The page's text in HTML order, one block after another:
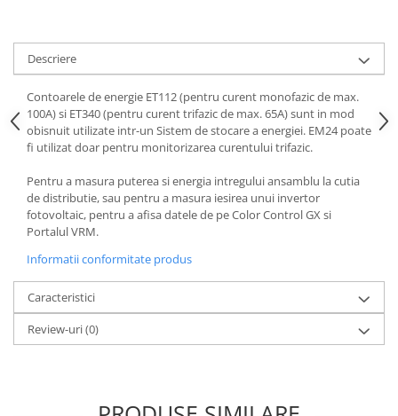
Descriere
Contoarele de energie ET112 (pentru curent monofazic de max.
100A) si ET340 (pentru curent trifazic de max. 65A) sunt in mod
obisnuit utilizate intr-un Sistem de stocare a energiei. EM24 poate
fi utilizat doar pentru monitorizarea curentului trifazic.
Pentru a masura puterea si energia intregului ansamblu la cutia
de distributie, sau pentru a masura iesirea unui invertor
fotovoltaic, pentru a afisa datele de pe Color Control GX si
Portalul VRM.
Informatii conformitate produs
Caracteristici
Review-uri(0)